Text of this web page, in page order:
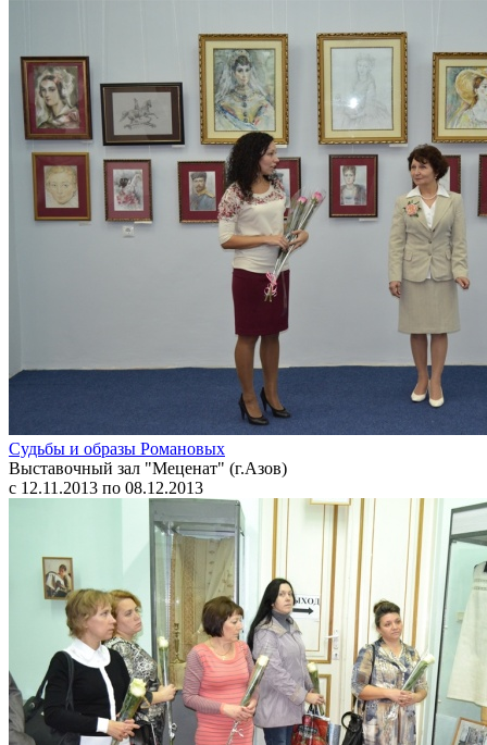
Судьбы и образы Романовых
Выставочный зал "Меценат" (г.Азов)
с 12.11.2013 по 08.12.2013